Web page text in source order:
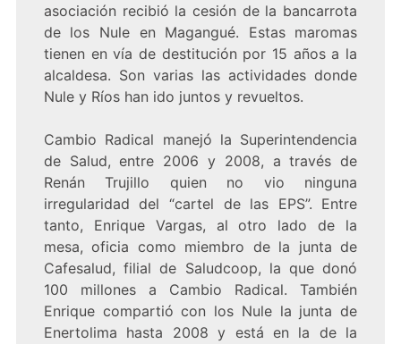
asociación recibió la cesión de la bancarrota
de los Nule en Magangué. Estas maromas
tienen en vía de destitución por 15 años a la
alcaldesa. Son varias las actividades donde
Nule y Ríos han ido juntos y revueltos.
Cambio Radical manejó la Superintendencia
de Salud, entre 2006 y 2008, a través de
Renán Trujillo quien no vio ninguna
irregularidad del “cartel de las EPS”. Entre
tanto, Enrique Vargas, al otro lado de la
mesa, oficia como miembro de la junta de
Cafesalud, filial de Saludcoop, la que donó
100 millones a Cambio Radical. También
Enrique compartió con los Nule la junta de
Enertolima hasta 2008 y está en la de la